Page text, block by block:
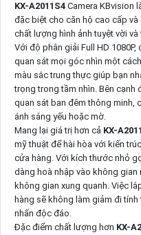
KX-A2011S4 Camera KBvision
đặc biệt cho căn hộ cao cấp
chất lượng hình ảnh tuyệt vời
Với độ phân giải Full HD 1080P,
quan sát mọi góc nhìn một
màu sắc trung thực giúp bạn
trọng trong tầm nhìn. Bên cạnh
quan sát ban đêm thông minh,
ánh sáng yếu hoặc mờ.
Mang lại giá trị hơn cả KX-
mỹ thuật để hài hòa với kiến
cửa hàng. Với kích thước nhỏ
dàng hoà nhập vào không gian
không gian xung quanh. Việc
hàng sẽ không làm giảm đi
nhấn độc đáo.
Đặc điểm chất lượng hơn KX-